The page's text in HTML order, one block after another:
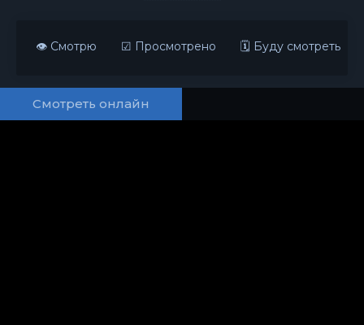
👁 Смотрю ☑ Просмотрено 🗓 Буду смотреть
Смотреть онлайн